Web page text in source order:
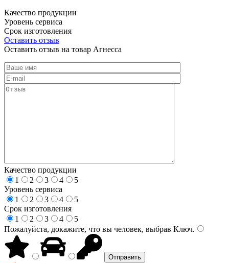
Качество продукции
Уровень сервиса
Срок изготовления
Оставить отзыв
Оставить отзыв на товар Агнесса
Качество продукции
1
2 3 4
5
Уровень сервиса
1
2 3 4
5
Срок изготовления
1
2 3 4
5
Пожалуйста, докажите, что вы человек, выбрав Ключ.